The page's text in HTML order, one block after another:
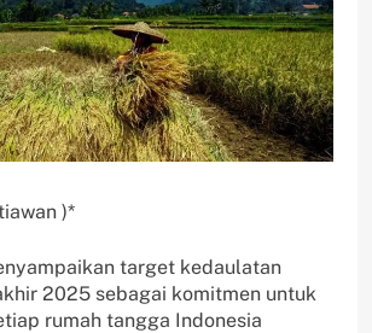
)*
target kedaulatan
2025 sebagai komitmen untuk
rumah tangga Indonesia